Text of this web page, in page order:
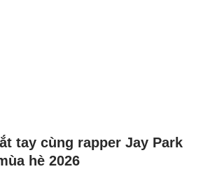
tay cùng rapper Jay Park
hè 2026